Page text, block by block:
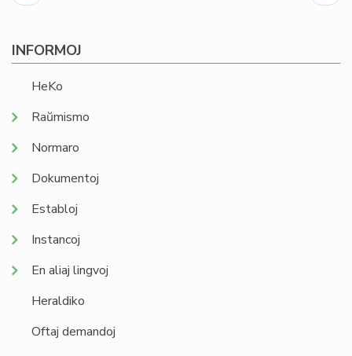
paĝo
page
INFORMOJ
HeKo
Raŭmismo
Normaro
Dokumentoj
Establoj
Instancoj
En aliaj lingvoj
Heraldiko
Oftaj demandoj